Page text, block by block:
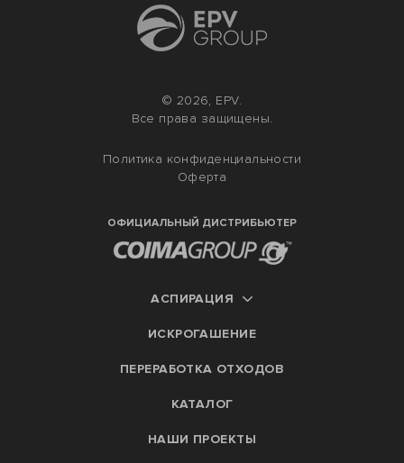
© 2026, EPV.
Все права защищены.
Политика конфиденциальности
Оферта
ОФИЦИАЛЬНЫЙ ДИСТРИБЬЮТЕР
АСПИРАЦИЯ
ИСКРОГАШЕНИЕ
ПЕРЕРАБОТКА ОТХОДОВ
КАТАЛОГ
НАШИ ПРОЕКТЫ